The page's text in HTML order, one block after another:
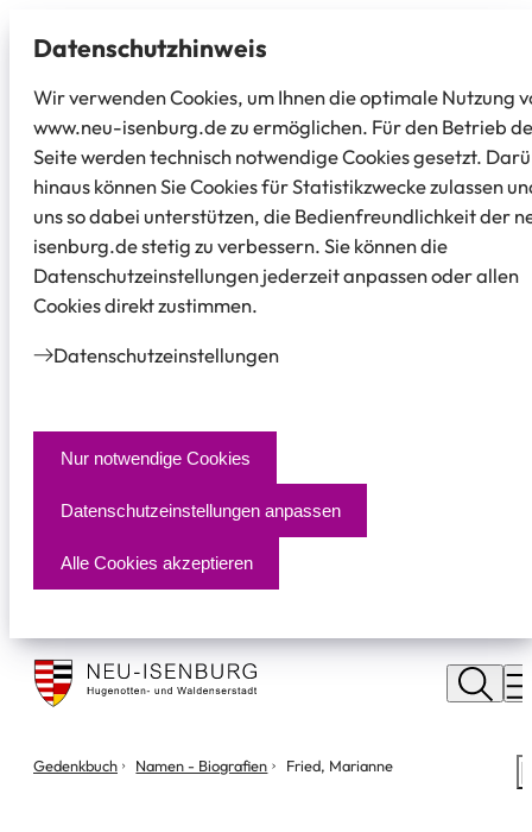
Datenschutz­hinweis
Wir verwenden Cookies, um Ihnen die optimale Nutzung
www.neu-isenburg.de zu ermöglichen. Für den Betrieb
Seite werden technisch notwendige Cookies gesetzt.
hinaus können Sie Cookies für Statistikzwecke zulassen
uns so dabei unterstützen, die Bedienfreundlichkeit der
isenburg.de stetig zu verbessern. Sie können die
Datenschutzeinstellungen jederzeit anpassen oder allen
Cookies direkt zustimmen.
Datenschutz­einstellungen
Nur notwendige Cookies
Datenschutzeinstellungen anpassen
Alle Cookies akzeptieren
Stadt
Neu
Isenburg
SieGedenkbuch Namen - Biografien Fried, Marianne